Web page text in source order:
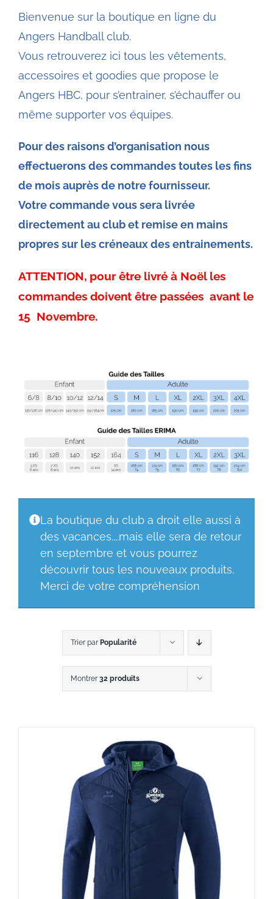
Bienvenue sur la boutique en ligne du
Angers Handball club.
Vous retrouverez ici tous les vêtements,
accessoires et goodies que propose le
Angers HBC, pour s’entrainer, s’échauffer ou
même supporter vos équipes.
Pour des raisons d’organisation nous
effectuerons des commandes toutes les fins
de mois auprès de notre fournisseur.
Votre commande vous sera livrée
directement au club et remise en mains
propres sur les créneaux des entrainements.
ATTENTION, pour être livré à Noël les
commandes doivent être passées avant le
15 Novembre.
La boutique du club a droit elle aussi à
des vacances....mais elle sera de retour
en septembre et vous pourrez
découvrir tous les nouveaux produits.
Merci de votre compréhension
Trier par Popularité
Montrer 32 produits